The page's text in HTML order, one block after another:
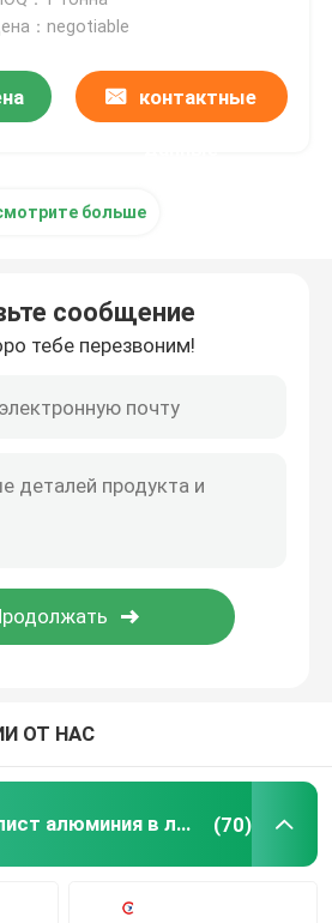
катушки
провод
пластина
стали
Цена：negotiable
контактные
больше
сообщение
тебе перезвоним!
ОТ НАС
Металлический лист алюминия в листах (70)